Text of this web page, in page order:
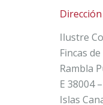
Ilustre
Fincas
Rambla
E 38004
Islas